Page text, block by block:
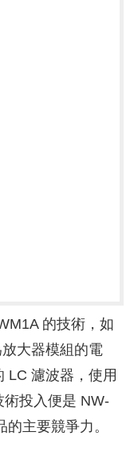
的技術，如
大器模組的電
LC 濾波器，使用
投入便是 NW-
主要競爭力。